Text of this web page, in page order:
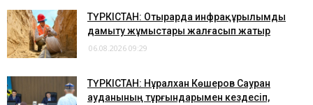
ТҮРКІСТАН: Отырарда инфрақұрылымды
дамыту жұмыстары жалғасып жатыр
06.08.2026 09:29
ТҮРКІСТАН: Нұралхан Көшеров Сауран
ауданының тұрғындарымен кездесіп,